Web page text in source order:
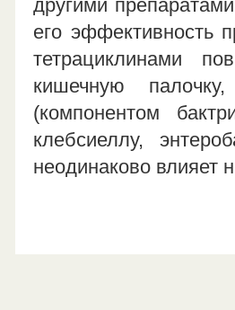
другими
его эффективность
тетрациклинами
кишечную
(компонентом
клебсиеллу,
неодинаково влияет